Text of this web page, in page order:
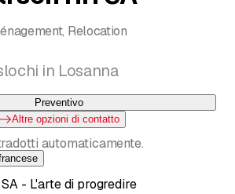
Relocation
in Losanna
Preventivo
Altre opzioni di contatto
automaticamente.
- L'arte di progredire